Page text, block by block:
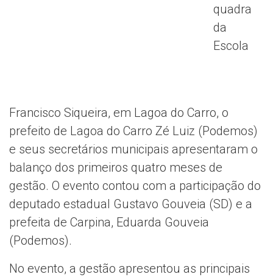
quadra
da
Escola
Francisco Siqueira, em Lagoa do Carro, o
prefeito de Lagoa do Carro Zé Luiz (Podemos)
e seus secretários municipais apresentaram o
balanço dos primeiros quatro meses de
gestão. O evento contou com a participação do
deputado estadual Gustavo Gouveia (SD) e a
prefeita de Carpina, Eduarda Gouveia
(Podemos).
No evento, a gestão apresentou as principais